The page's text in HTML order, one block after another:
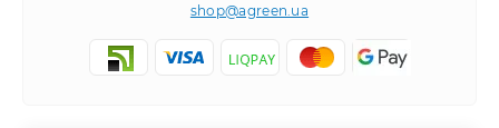
shop@agreen.ua